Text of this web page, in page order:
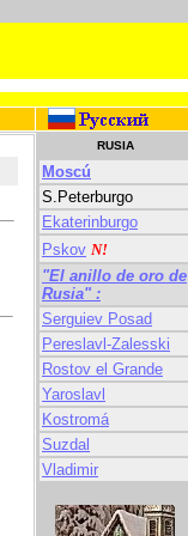
RUSIA
Moscú
S.Peterburgo
Ekaterinburgo
Pskov N!
"El anillo de oro de
Rusia" :
Serguiev Posad
Pereslavl-Zalesski
Rostov el Grande
Yaroslavl
Kostromá
Suzdal
Vladimir